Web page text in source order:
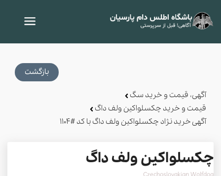
بازگشت
آگهی، قیمت و خرید سگ
قیمت و خرید چکسلواکین ولف داگ
آگهی خرید نژاد چکسلواکین ولف داگ با کد #1104
چکسلواکین ولف داگ